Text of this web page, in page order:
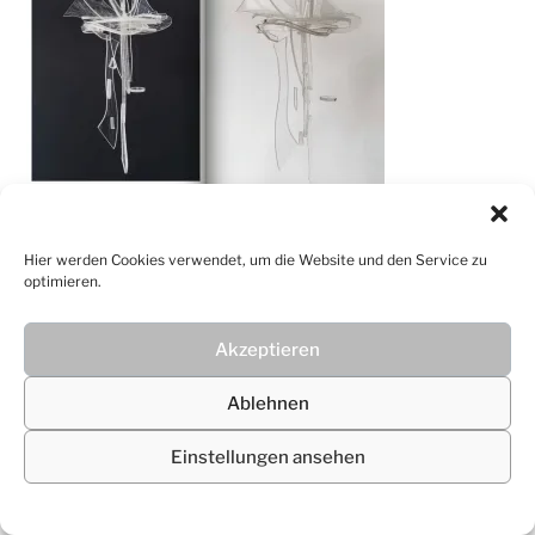
Hier werden Cookies verwendet, um die Website und den Service zu
optimieren.
Akzeptieren
Ablehnen
Einstellungen ansehen
© 2026Christiane Lüdtke